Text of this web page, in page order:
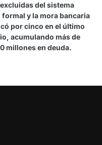
del sistema
y la mora bancaria
por cinco en el último
acumulando más de
millones en deuda.